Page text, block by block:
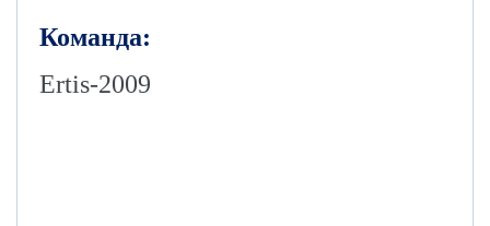
Команда:
Ertis-2009